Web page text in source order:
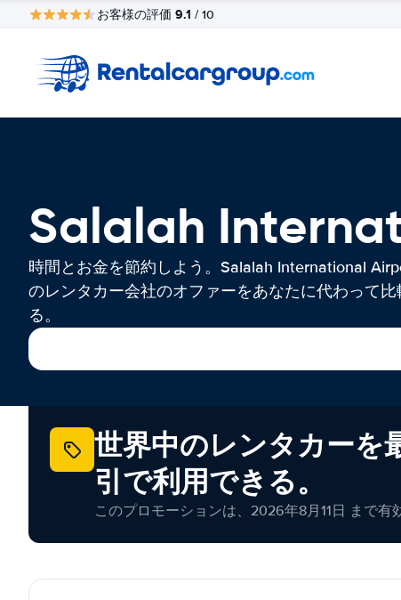
お客様の評価 9.1 / 10
Salalah
時間とお金を節約しよう。Salalah International
のレンタカー会社のオファーをあなたに代わって比
る。
世界中のレンタカーを
引で利用できる。
このプロモーションは、2026年8月11日 まで有